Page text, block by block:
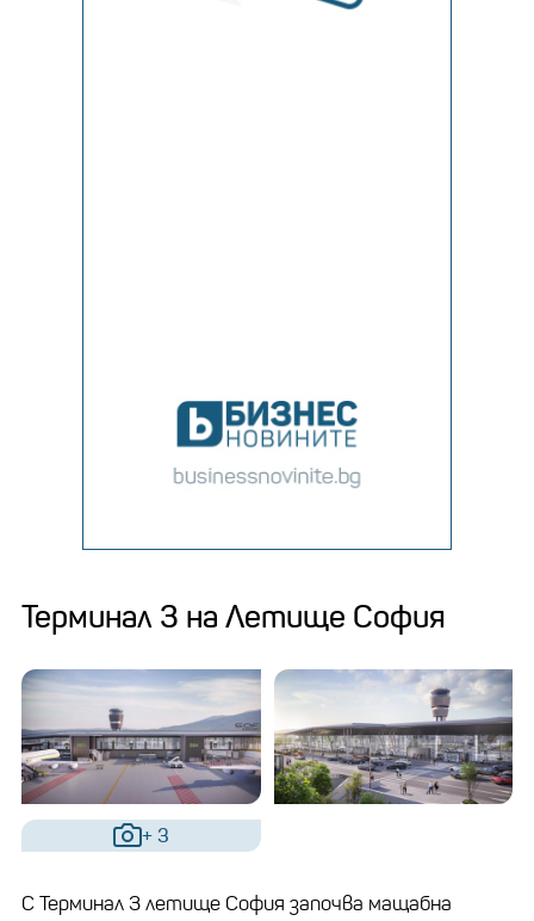
Терминал 3 на Летище София
+ 3
С Терминал 3 летище София започва мащабна